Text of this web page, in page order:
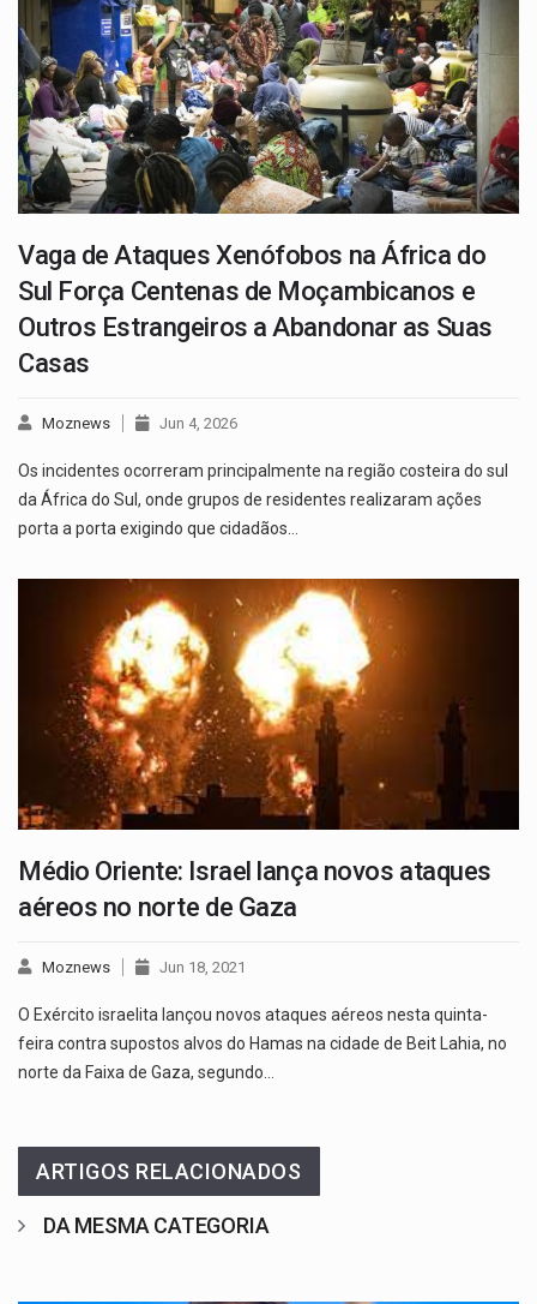
Vaga de Ataques Xenófobos na África do
Sul Força Centenas de Moçambicanos e
Outros Estrangeiros a Abandonar as Suas
Casas
Moznews Jun 4, 2026
Os incidentes ocorreram principalmente na região costeira do sul
da África do Sul, onde grupos de residentes realizaram ações
porta a porta exigindo que cidadãos…
Médio Oriente: Israel lança novos ataques
aéreos no norte de Gaza
Moznews Jun 18, 2021
O Exército israelita lançou novos ataques aéreos nesta quinta-
feira contra supostos alvos do Hamas na cidade de Beit Lahia, no
norte da Faixa de Gaza, segundo…
ARTIGOS RELACIONADOS
DA MESMA CATEGORIA